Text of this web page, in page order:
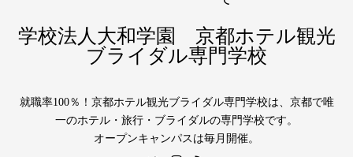
学校法人大和学園 京都ホテル観光
ブライダル専門学校
就職率100％！京都ホテル観光ブライダル専門学校は、京都で唯
一のホテル・旅行・ブライダルの専門学校です。
オープンキャンパスは毎月開催。